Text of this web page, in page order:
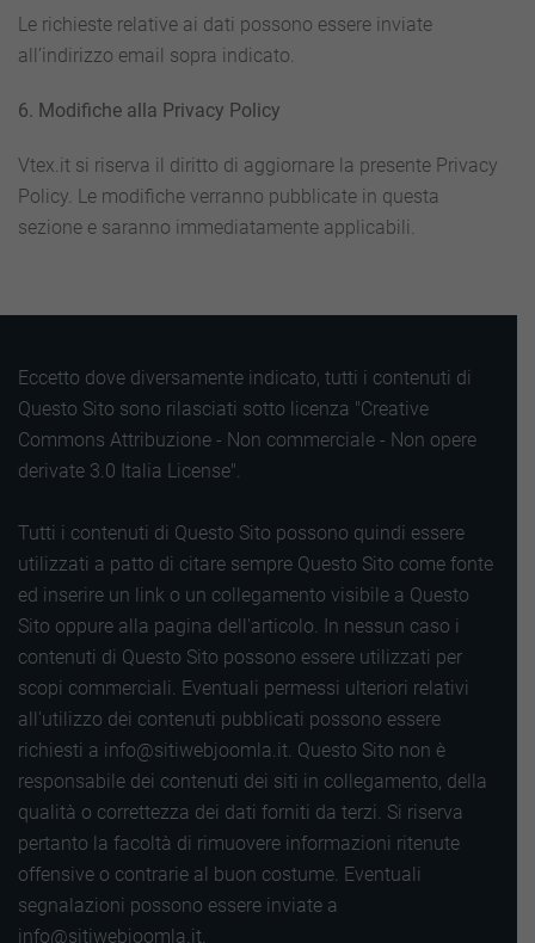
Le richieste relative ai dati possono essere inviate
all’indirizzo email sopra indicato.
6. Modifiche alla Privacy Policy
Vtex.it si riserva il diritto di aggiornare la presente Privacy
Policy. Le modifiche verranno pubblicate in questa
sezione e saranno immediatamente applicabili.
Eccetto dove diversamente indicato, tutti i contenuti di
Questo Sito sono rilasciati sotto licenza "Creative
Commons Attribuzione - Non commerciale - Non opere
derivate 3.0 Italia License".
Tutti i contenuti di Questo Sito possono quindi essere
utilizzati a patto di citare sempre Questo Sito come fonte
ed inserire un link o un collegamento visibile a Questo
Sito oppure alla pagina dell'articolo. In nessun caso i
contenuti di Questo Sito possono essere utilizzati per
scopi commerciali. Eventuali permessi ulteriori relativi
all'utilizzo dei contenuti pubblicati possono essere
richiesti a info@sitiwebjoomla.it. Questo Sito non è
responsabile dei contenuti dei siti in collegamento, della
qualità o correttezza dei dati forniti da terzi. Si riserva
pertanto la facoltà di rimuovere informazioni ritenute
offensive o contrarie al buon costume. Eventuali
segnalazioni possono essere inviate a
info@sitiwebjoomla.it.